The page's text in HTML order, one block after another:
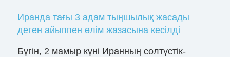
Иранда тағы 3 адам тыңшылық жасады
деген айыппен өлім жазасына кесілді
Бүгін, 2 мамыр күні Иранның солтүстік-